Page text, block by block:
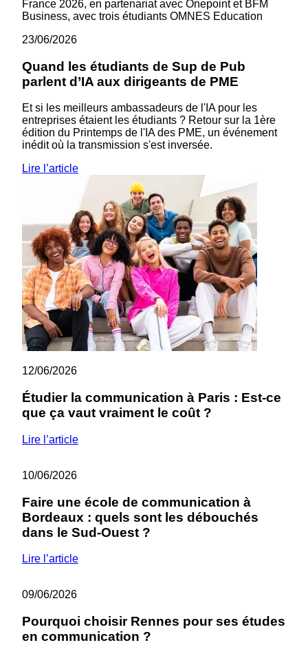
23/06/2026
Quand les étudiants de Sup de Pub
parlent d’IA aux dirigeants de PME
Et si les meilleurs ambassadeurs de l'IA pour les
entreprises étaient les étudiants ? Retour sur la 1ère
édition du Printemps de l'IA des PME, un événement
inédit où la transmission s'est inversée.
Lire l’article
12/06/2026
Étudier la communication à Paris : Est-ce
que ça vaut vraiment le coût ?
Lire l’article
10/06/2026
Faire une école de communication à
Bordeaux : quels sont les débouchés
dans le Sud-Ouest ?
Lire l’article
09/06/2026
Pourquoi choisir Rennes pour ses études
en communication ?